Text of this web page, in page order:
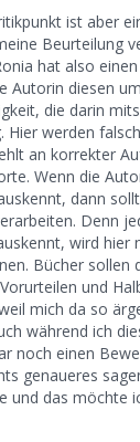
ist aber
Beurteilung
hat also
Autorin diesen
die darin
Hier werden
an korrekter
Wenn die
dann
Denn
wird hier
Bücher sollen
und
mich da so
während ich
noch einen
genaueres
und das möchte